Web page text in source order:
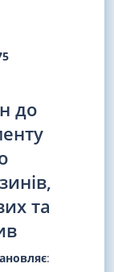
до
та
: